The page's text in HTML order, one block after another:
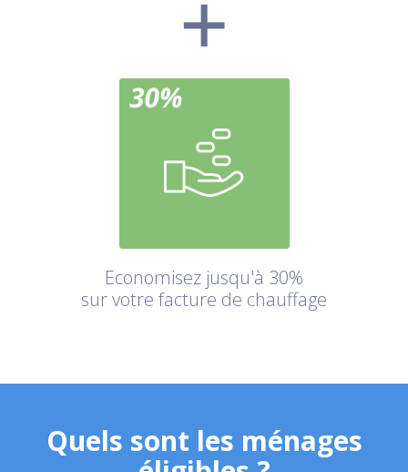
Economisez jusqu'à 30%
sur votre facture de chauffage
Quels sont les ménages